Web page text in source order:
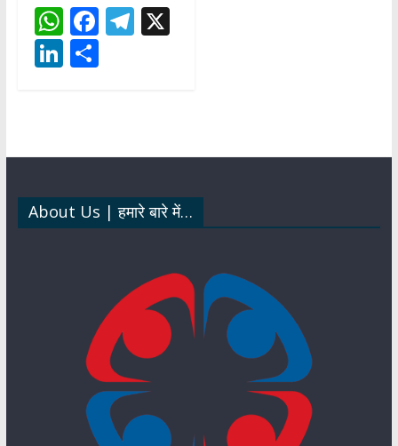
W
h
at
p
p
F
ac
e
o
k
T
m
X
Li
dI
n
S
About Us | हमारे बारे में…